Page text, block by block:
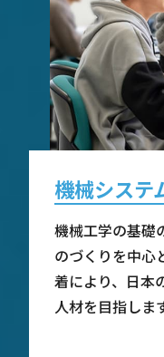
機械システ
機械工学の基礎
のづくりを中心
着により、日本
人材を目指しま